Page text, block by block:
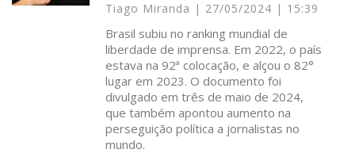
Tiago Miranda 27/05/2024 15:39
Brasil subiu no ranking mundial de
liberdade de imprensa. Em 2022, o país
estava na 92ª colocação, e alçou o 82°
lugar em 2023. O documento foi
divulgado em três de maio de 2024,
que também apontou aumento na
perseguição política a jornalistas no
mundo.